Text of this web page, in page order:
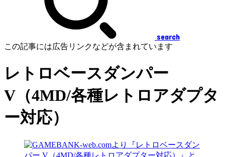
search
この記事には広告リンクなどが含まれています
レトロベースダンパー
V（4MD/各種レトロアダプタ
ー対応）